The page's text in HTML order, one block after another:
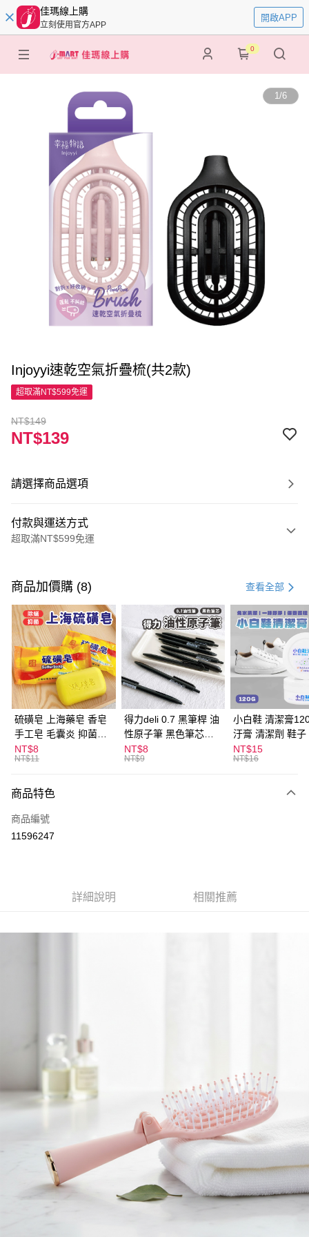
佳瑪線上購
立刻使用官方APP
開啟APP
0
1/6
Injoyyi速乾空氣折疊梳(共2款)
超取滿NT$599免運
NT$149
NT$139
請選擇商品選項
付款與運送方式
超取滿NT$599免運
信用卡一次付款
超商取貨付款
LINE Pay
Apple Pay
街口支付
悠遊付
ATM付款
全家取貨付款
每筆NT$60，滿NT$599(含以上)免運費
付款後全家取貨
每筆NT$60，滿NT$599(含以上)免運費
商品加價購 (8) 查看全部
硫磺皂 上海藥皂 香皂
手工皂 毛囊炎 抑菌除
蟎 清潔護膚 去油去痘
寵物皮膚病 狗狗貓咪
NT$8
NT$11
得力deli 0.7 黑筆桿 油
性原子筆 黑色筆芯
S304
NT$8
NT$9
小白鞋 清潔膏
汙膏 清潔劑 鞋子
漬 白皮鞋 鞋油
NT$15
NT$16
商品特色
商品編號
11596247
詳細說明 相關推薦